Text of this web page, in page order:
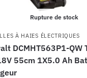
Rupture de stock
À HAIES ÉLECTRIQUES
DCMHT563P1-QW
55cm 1X5.0 Ah